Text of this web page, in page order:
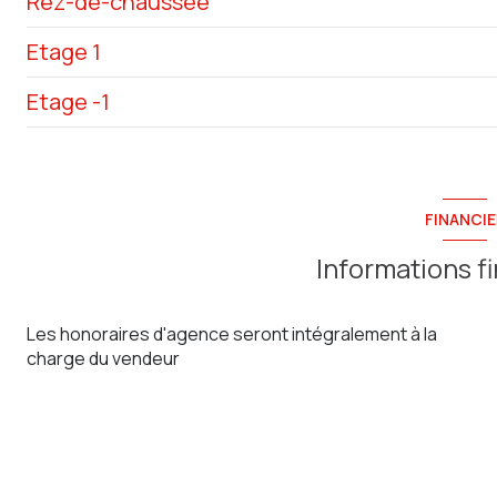
entrée
salon/sejour
Etage 1
chambre
Etage -1
Informations
Les honoraires d'agence seront intégralement à la
charge du vendeur